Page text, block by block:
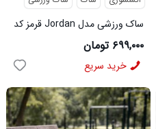
ساک ورزشی مدل Jordan قرمز کد
6512
۶۹۹,۰۰۰ تومان
خرید سریع